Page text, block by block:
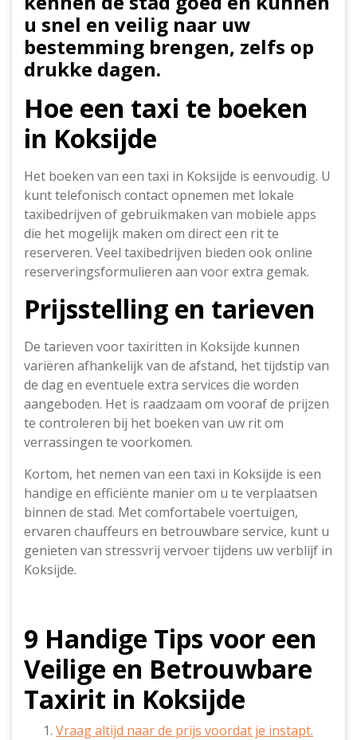
u snel en veilig naar uw
bestemming brengen, zelfs op
drukke dagen.
Hoe een taxi te boeken
in Koksijde
Het boeken van een taxi in Koksijde is eenvoudig. U
kunt telefonisch contact opnemen met lokale
taxibedrijven of gebruikmaken van mobiele apps
die het mogelijk maken om direct een rit te
reserveren. Veel taxibedrijven bieden ook online
reserveringsformulieren aan voor extra gemak.
Prijsstelling en tarieven
De tarieven voor taxiritten in Koksijde kunnen
variëren afhankelijk van de afstand, het tijdstip van
de dag en eventuele extra services die worden
aangeboden. Het is raadzaam om vooraf de prijzen
te controleren bij het boeken van uw rit om
verrassingen te voorkomen.
Kortom, het nemen van een taxi in Koksijde is een
handige en efficiënte manier om u te verplaatsen
binnen de stad. Met comfortabele voertuigen,
ervaren chauffeurs en betrouwbare service, kunt u
genieten van stressvrij vervoer tijdens uw verblijf in
Koksijde.
9 Handige Tips voor een
Veilige en Betrouwbare
Taxirit in Koksijde
Vraag altijd naar de prijs voordat je instapt.